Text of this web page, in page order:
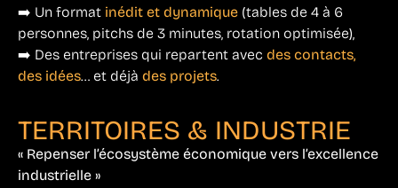
➡️ Un format inédit et dynamique (tables de 4 à 6
personnes, pitchs de 3 minutes, rotation optimisée),
➡️ Des entreprises qui repartent avec des contacts,
des idées… et déjà des projets.
TERRITOIRES & INDUSTRIE
« Repenser l’écosystème économique vers l’excellence
industrielle »